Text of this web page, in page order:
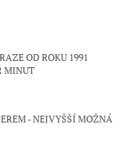
OD ROKU 1991
MINUT
- NEJVYŠŠÍ MOŽNÁ